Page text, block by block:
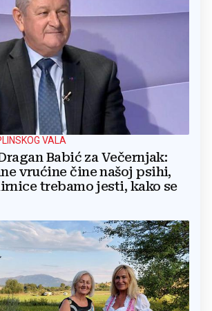
VALA
Babić za Večernjak:
vrućine čine našoj psihi,
trebamo jesti, kako se